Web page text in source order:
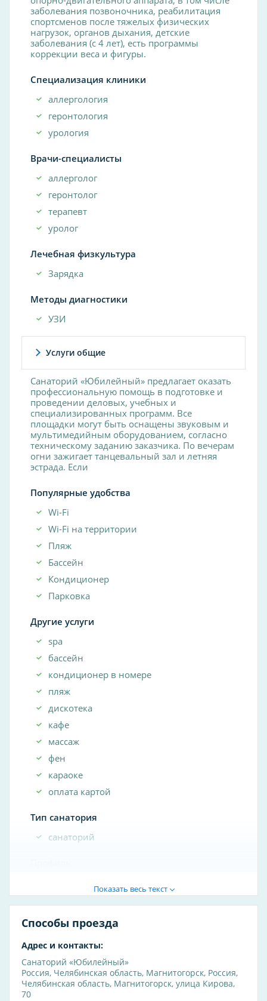
заболевания позвоночника, реабилитация
спортсменов после тяжелых физических
нагрузок, органов дыхания, детские
заболевания (с 4 лет), есть программы
коррекции веса и фигуры.
Специализация клиники
аллергология
геронтология
урология
Врачи-специалисты
аллерголог
геронтолог
терапевт
уролог
Лечебная физкультура
Зарядка
Методы диагностики
УЗИ
Услуги общие
Санаторий «Юбилейный» предлагает оказать
профессиональную помощь в подготовке и
проведении деловых, учебных и
специализированных программ. Все
площадки могут быть оснащены звуковым и
мультимедийным оборудованием, согласно
техническому заданию заказчика. По вечерам
огни зажигает танцевальный зал и летняя
эстрада. Если
Популярные удобства
Wi-Fi
Wi-Fi на территории
Пляж
Бассейн
Кондиционер
Парковка
Другие услуги
spa
бассейн
кондиционер в номере
пляж
дискотека
кафе
массаж
фен
караоке
оплата картой
Тип санатория
санаторий
болезни мочеполовой системы
болезни обмена веществ
болезни опорно-двигательного аппарата
болезни органов дыхания
болезни органов зрения
Показать весь текст
Способы проезда
Адрес и контакты:
Санаторий «Юбилейный»
Россия, Челябинская область, Магнитогорск, Россия,
Челябинская область, Магнитогорск, улица Кирова,
70